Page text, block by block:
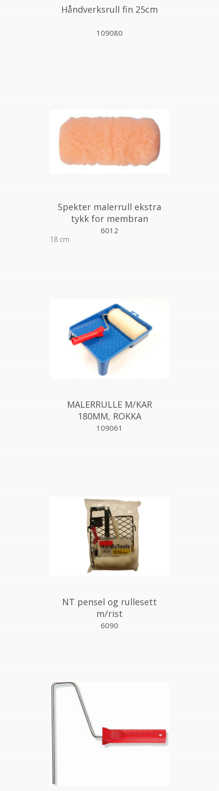
Håndverksrull fin 25cm
109080
Spekter malerrull ekstra
tykk for membran
6012
18 cm
MALERRULLE M/KAR
180MM, ROKKA
109061
NT pensel og rullesett
m/rist
6090